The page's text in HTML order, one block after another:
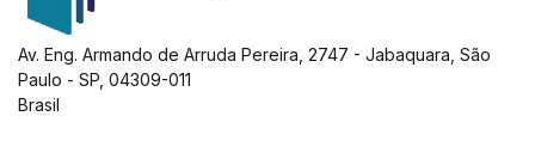
Av. Eng. Armando de Arruda Pereira, 2747 - Jabaquara, São
Paulo - SP, 04309-011
Brasil